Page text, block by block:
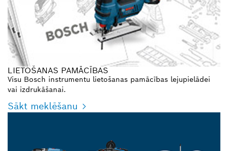
LIETOŠANAS PAMĀCĪBAS
Visu Bosch instrumentu lietošanas pamācības lejupielādei
vai izdrukāšanai.
Sākt meklēšanu